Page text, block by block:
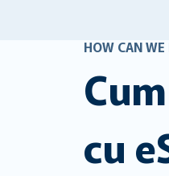
HOW CAN WE
cu